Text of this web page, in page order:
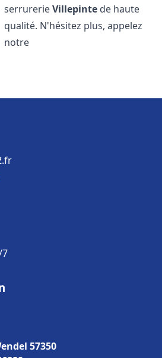
serrurerieVillepinte de haute
qualité. N'hésitez plus, appelez
notre
57350